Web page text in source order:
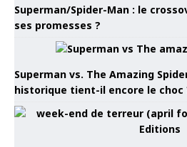
Superman/Spider-Man : le
ses promesses ?
Superman vs. The Amazing
historique tient-il encore le choc